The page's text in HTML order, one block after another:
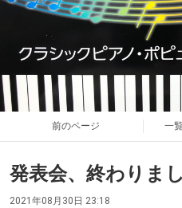
前のページ 一
発表会、終わりま
2021年08月30日 23:18